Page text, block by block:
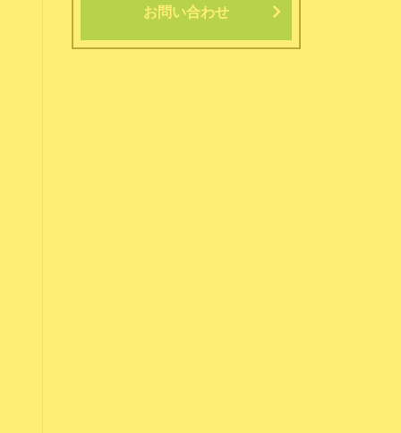
お問い合わせ